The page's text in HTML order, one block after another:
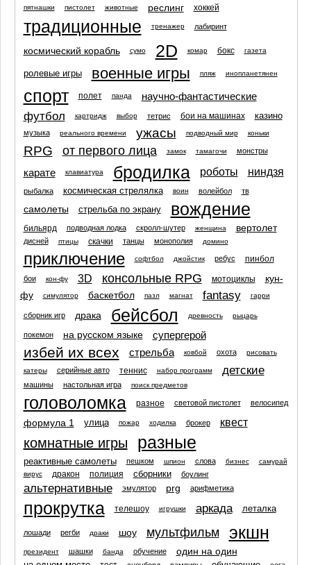
пятнашки
пистолет животные реслинг хоккей
традиционные тренажер лабиринт
космический корабль сумо 2D комар бокс газета
ролевые игры военные игры пляж инопланетянен
спорт полет панда научно-фантастические
футбол картридж выбор тетрис бои на машинах казино
музыка реального времени ужасы подводный мир коньки
RPG от первого лица замок тамагочи монстры
карате клавиатура бродилка роботы ниндзя
рыбалка космическая стрелялка воин волейбол тв
самолеты стрельба по экрану вождение
бильярд подводная лодка скролл-шутер женщина вертолет
дисней птицы скачки танцы монополия домино
приключение софтбол джойстик ребус пинбол
бои кон-фу 3D консольные RPG мотоциклы
кун-
фу
симулятор баскетбол пазл магнат fantasy гарри
сборник игр драка бейсбол древность рыцарь
покемон на русском языке супергерой
избей их всех стрельба ковбой охота рисовать
катеры серийные авто теннис набор программ детские
машины настольная игра поиск предметов
головоломка разное световой пистолет велосипед
формула 1 улица пожар ходилка брокер квест
комнатные игры разные
реактивные самолеты пешком шпион слова бизнес
самурай
вирус
дракон полиция сборники боулинг
альтернативные эмулятор prg арифметика
прокрутка телешоу игрушки аркада леталка
лошади регби драки шоу мультфильм экшн
президент шашки банда обучение один на один